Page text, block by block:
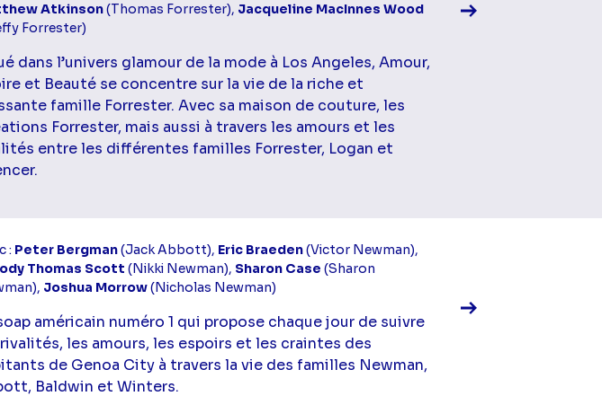
Atkinson(Thomas Forrester), Jacqueline MacInnes Wood
Forrester)
dans l’univers glamour de la mode à Los Angeles, Amour,
et Beauté se concentre sur la vie de la riche et
famille Forrester. Avec sa maison de couture, les
Forrester, mais aussi à travers les amours et les
entre les différentes familles Forrester, Logan et
: Peter Bergman(Jack Abbott), Eric Braeden(Victor Newman),
Thomas Scott (Nikki Newman), Sharon Case (Sharon
Joshua Morrow(Nicholas Newman)
américain numéro 1 qui propose chaque jour de suivre
les amours, les espoirs et les craintes des
de Genoa City à travers la vie des familles Newman,
Baldwin et Winters.